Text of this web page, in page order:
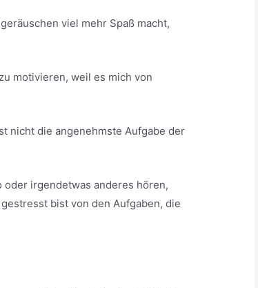
viel mehr Spaß macht,
motivieren, weil es mich von
nicht die angenehmste Aufgabe der
oder irgendetwas anderes hören,
bist von den Aufgaben, die